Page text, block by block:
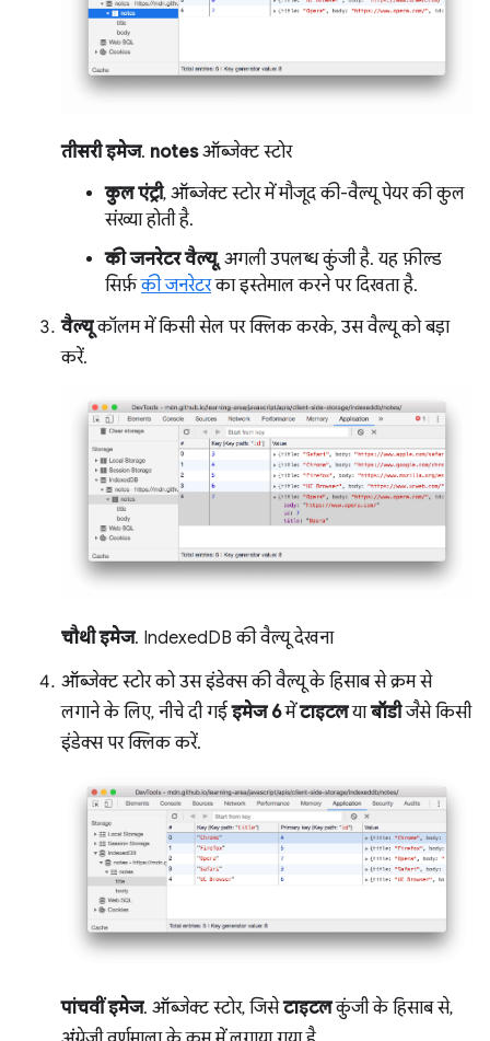
तीसरी इमेज. notesऑब्जेक्ट स्टोर
कुल एंट्री, ऑब्जेक्ट स्टोर में मौजूद की-वैल्यू पेयर की कुल
संख्या होती है.
की जनरेटर वैल्यू, अगली उपलब्ध कुंजी है. यह फ़ील्ड
सिर्फ़की जनरेटरका इस्तेमाल करने पर दिखता है.
वैल्यूकॉलम में किसी सेल पर क्लिक करके, उस वैल्यू को बड़ा
करें.
चौथी इमेज. IndexedDB की वैल्यू देखना
ऑब्जेक्ट स्टोर को उस इंडेक्स की वैल्यू के हिसाब से क्रम से
लगाने के लिए, नीचे दी गईइमेज 6मेंटाइटलयाबॉडीजैसे किसी
इंडेक्स पर क्लिक करें.
पांचवीं इमेज. ऑब्जेक्ट स्टोर, जिसेटाइटलकुंजी के हिसाब से,